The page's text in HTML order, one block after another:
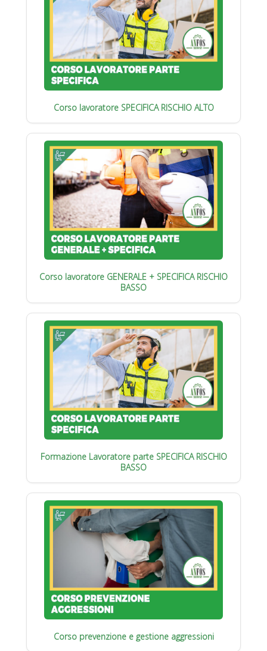
Corso lavoratore SPECIFICA RISCHIO ALTO
Corso lavoratore GENERALE + SPECIFICA RISCHIO
BASSO
Formazione Lavoratore parte SPECIFICA RISCHIO
BASSO
Corso prevenzione e gestione aggressioni